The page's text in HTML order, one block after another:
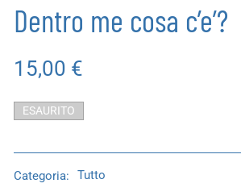
Dentro me cosa c’e’?
15,00 €
ESAURITO
Categoria: Tutto